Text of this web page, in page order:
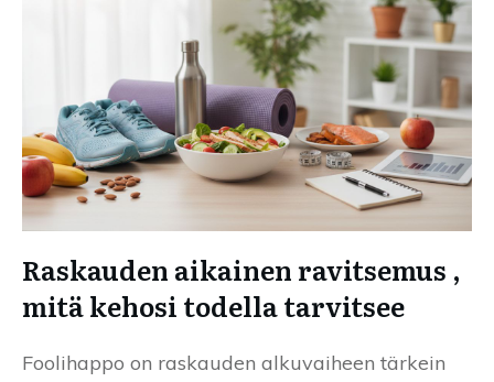
Raskauden aikainen ravitsemus ,
mitä kehosi todella tarvitsee
Foolihappo on raskauden alkuvaiheen tärkein